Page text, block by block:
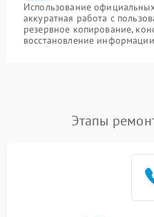
Использование
аккуратная работа с
резервное копирование,
восстановление
Этапы